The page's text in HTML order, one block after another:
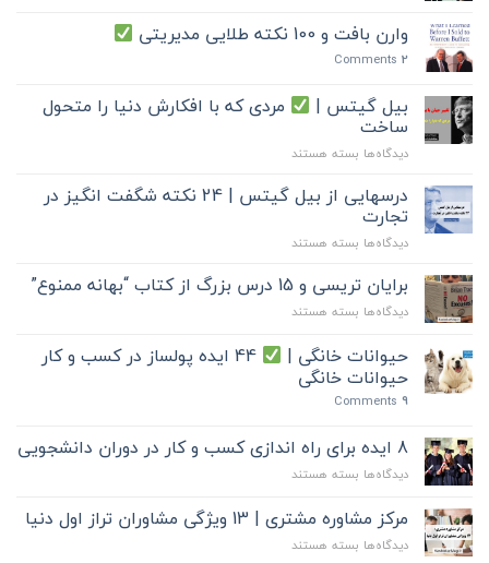
وارن بافت و 100 نکته طلایی مدیریتی
2
بیل گیتس | مردی که با افکارش دنیا را متحول
ساخت
دیدگاه‌ها برای
گیتس
|
مردی
با
افکارش
دنیا
متحول
ساخت
بسته هستند
درسهایی از بیل گیتس | 24 نکته شگفت انگیز در
تجارت
دیدگاه‌ها برای
از
بیل
گیتس
24
نکته
شگفت
انگیز
تجارت
بسته هستند
برایان تریسی و 15 درس بزرگ از کتاب “بهانه ممنوع”
دیدگاه‌ها برای
تریسی
و
15
درس
کتاب
“بهانه
بسته هستند
حیوانات خانگی | 44 ایده پولساز در کسب و کار
حیوانات خانگی
9
8 ایده برای راه اندازی کسب و کار در دوران دانشجویی
دیدگاه‌ها برای
ایده
برای
راه
بسته هستند
مرکز مشاوره مشتری | 13 ویژگی مشاوران تراز اول دنیا
دیدگاه‌ها برای
بسته هستند